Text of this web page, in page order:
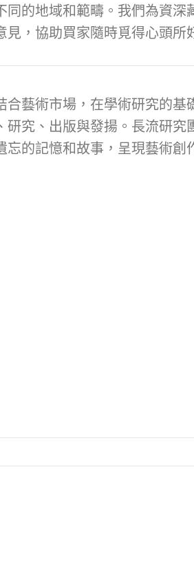
的地域和範疇。我們為資深
，協助買家隨時覓得心頭所
藝術市場，在學術研究的
究、出版與發揚。長流研
的記憶和故事，呈現藝術創